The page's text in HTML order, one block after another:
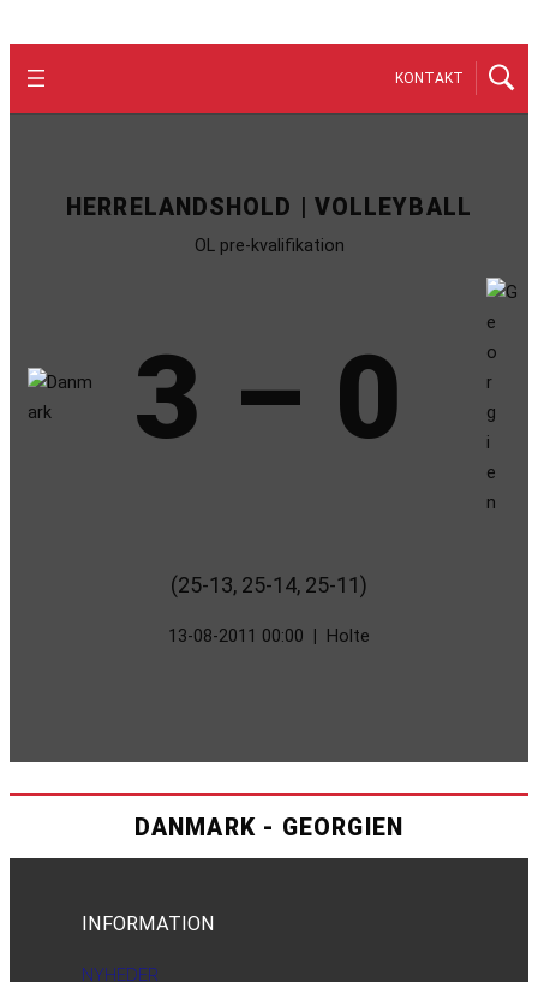
KONTAKT
HERRELANDSHOLD | VOLLEYBALL
OL pre-kvalifikation
3 – 0
(25-13, 25-14, 25-11)
13-08-2011 00:00 Holte
DANMARK - GEORGIEN
INFORMATION
NYHEDER